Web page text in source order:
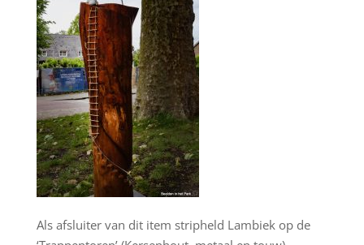
Als afsluiter van dit item stripheld Lambiek op de